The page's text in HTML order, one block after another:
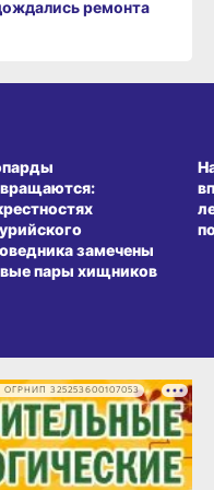
ремонта
замечены
пары хищников
325253600107053